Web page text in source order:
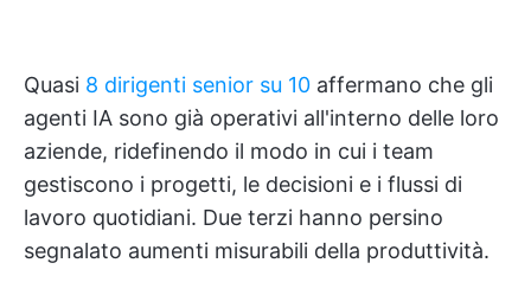
Quasi 8 dirigenti senior su 10 affermano che gli
agenti IA sono già operativi all'interno delle loro
aziende, ridefinendo il modo in cui i team
gestiscono i progetti, le decisioni e i flussi di
lavoro quotidiani. Due terzi hanno persino
segnalato aumenti misurabili della produttività.